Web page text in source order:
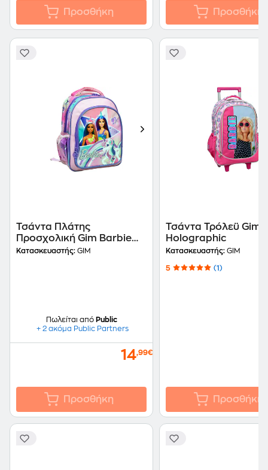
Προσθήκη Προσθήκη
Τσάντα Πλάτης
Προσχολική Gim Barbie
Unicorn
Κατασκευαστής: GIM
Πωλείται από Public
+ 2 ακόμα Public Partners
14,99€
Προσθήκη
Τσάντα Τρόλεϋ Gim
Holographic
Κατασκευαστής: GIM
5 (1)
Προσθήκη